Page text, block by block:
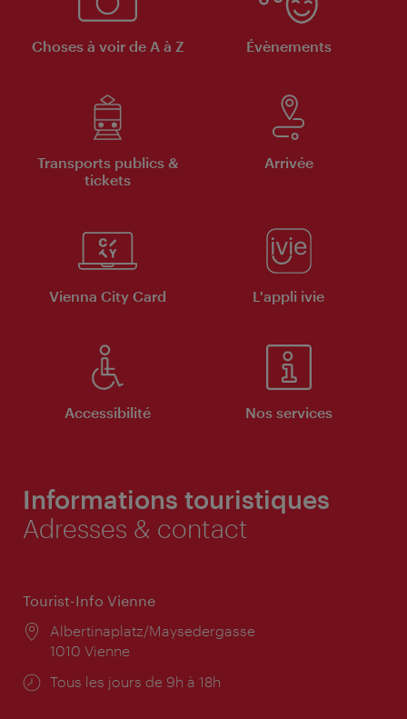
Choses à voir de A à Z Évènements
Transports publics &
tickets
Arrivée
Vienna City Card L'appli ivie
Accessibilité Nos services
Informations touristiques
Adresses & contact
Tourist-Info Vienne
Lieu:
Albertinaplatz/Maysedergasse
1010 Vienne
Horaires
Tous les jours de 9h à 18h